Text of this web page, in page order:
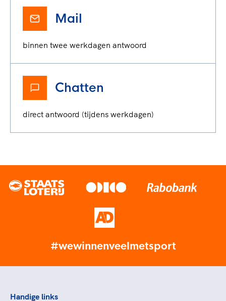
Mail
binnen twee werkdagen antwoord
Chatten
direct antwoord (tijdens werkdagen)
#wewinnenveelmetsport
Handige links